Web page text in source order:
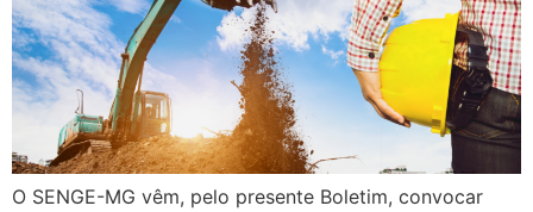
O SENGE-MG vêm, pelo presente Boletim, convocar